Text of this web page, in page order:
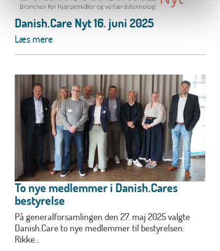
Danish.Care Nyt 16. juni 2025
Læs mere
To nye medlemmer i Danish.Cares
bestyrelse
På generalforsamlingen den 27. maj 2025 valgte
Danish.Care to nye medlemmer til bestyrelsen:
Rikke...